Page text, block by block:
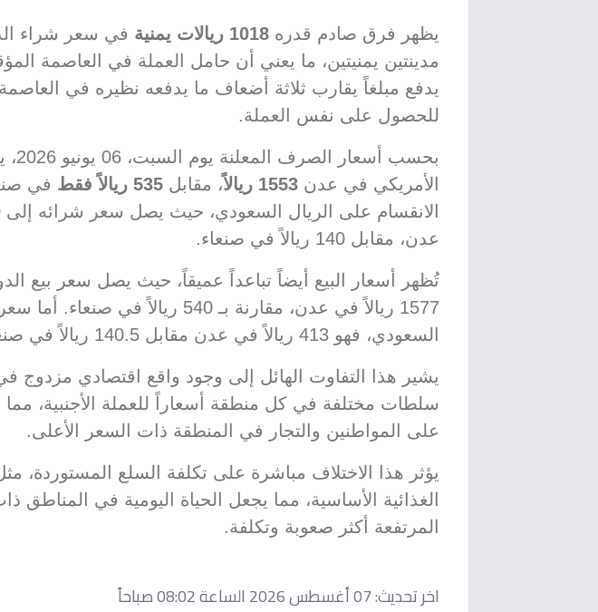
يظهر فرق صادم قدره 1018 ريالات يمنية
في سعر شراء
مدينتين يمنيتين، ما يعني أن حامل العملة في العاصمة
يدفع مبلغاً يقارب ثلاثة أضعاف ما يدفعه نظيره في العاصمة
للحصول على نفس العملة.
بحسب
الأمريكي في عدن 1553 ريالاً ، مقابل 535 ريالاً فقط
في
عدن، مقابل 140 ريالاً في صنعاء.
تُظهر أسعار البيع أيضاً تباعداً عميقاً، حيث يصل سعر بيع
1577 ريالاً في عدن، مقارنة بـ 540 ريالاً في
السعودي، فهو 413 ريالاً في عدن مقابل 140.5 ريالاً في صنعاء.
يشير هذا التفاوت الهائل إلى وجود واقع اقتصادي مزدوج
سلطات مختلفة في كل منطقة أسعاراً للعملة الأجنبية، مما
على المواطنين والتجار في المنطقة ذات السعر الأعلى.
يؤثر هذا الاختلاف مباشرة على تكلفة السلع المستوردة، مثل
الغذائية الأساسية، مما يجعل الحياة اليومية في
المرتفعة أكثر صعوبة وتكلفة.
اخر تحديث:07 أغسطس 2026 الساعة 08:02 صباحاً